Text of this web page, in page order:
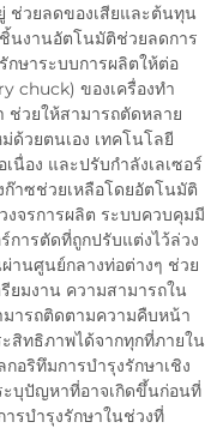
ช่วยลดของเสียและต้นทุน
นงานอัตโนมัติช่วยลดการ
กษาระบบการผลิตให้ต่อ
chuck) ของเครื่องทำ
วยให้สามารถตัดหลาย
วยตนเอง เทคโนโลยี
นื่อง และปรับกำลังเลเซอร์
ก๊าซช่วยเหลือโดยอัตโนมัติ
จรการผลิต ระบบควบคุมมี
ารตัดที่ถูกปรับแต่งไว้ล่วง
านศูนย์กลางท่อต่างๆ ช่วย
ยมงาน ความสามารถใน
มารถติดตามความคืบหน้า
สิทธิภาพได้จากทุกที่ภายใน
อริทึมการบำรุงรักษาเชิง
ะบุปัญหาที่อาจเกิดขึ้นก่อนที่
รบำรุงรักษาในช่วงที่